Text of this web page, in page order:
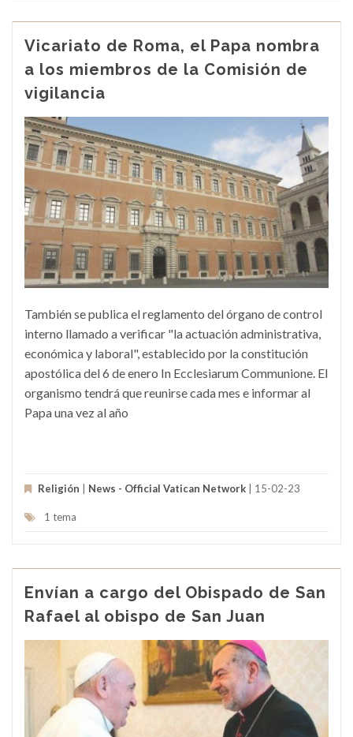
Vicariato de Roma, el Papa nombra
a los miembros de la Comisión de
vigilancia
También se publica el reglamento del órgano de control
interno llamado a verificar "la actuación administrativa,
económica y laboral", establecido por la constitución
apostólica del 6 de enero In Ecclesiarum Communione. El
organismo tendrá que reunirse cada mes e informar al
Papa una vez al año
Religión News - Official Vatican Network | 15-02-23
1 tema
Envían a cargo del Obispado de San
Rafael al obispo de San Juan